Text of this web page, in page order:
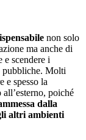
non solo
ma anche di
scendere i
pubbliche. Molti
e spesso la
poiché
dalla
altri ambienti